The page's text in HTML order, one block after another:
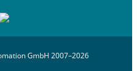
GmbH 2007–2026